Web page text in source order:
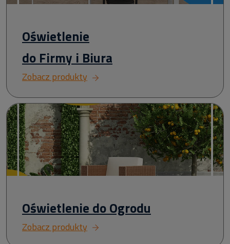
Oświetlenie
do Firmy i Biura
Zobacz produkty
Oświetlenie do Ogrodu
Zobacz produkty